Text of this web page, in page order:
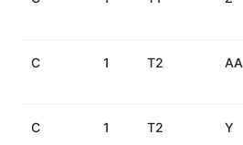
C 1 T2 AA
C 1 T2 Y